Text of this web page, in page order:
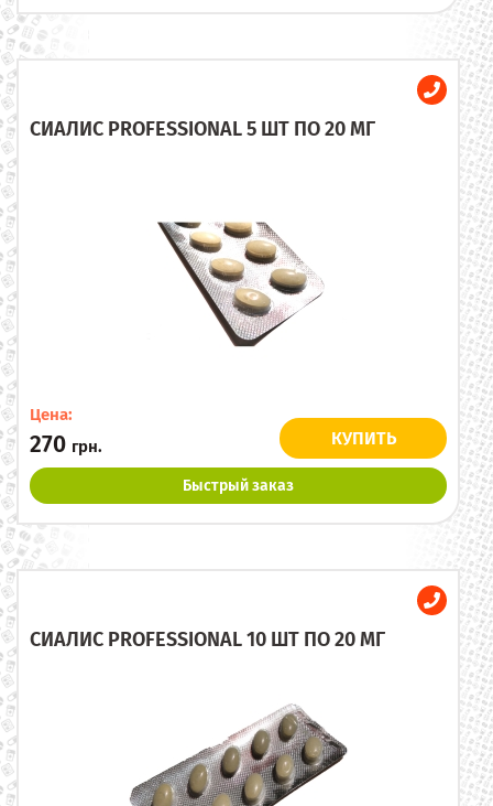
СИАЛИС PROFESSIONAL 5 ШТ ПО 20 МГ
Цена:
270 грн. КУПИТЬ
Быстрый заказ
СИАЛИС PROFESSIONAL 10 ШТ ПО 20 МГ